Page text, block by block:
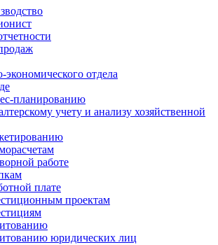
отдела
планированию
учету и анализу хозяйственной
работе
плате
проектам
юридических лиц